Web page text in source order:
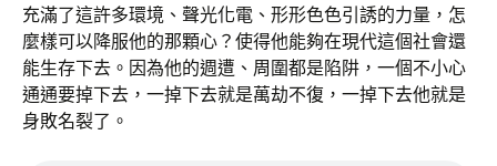
充滿了這許多環境、聲光化電、形形色色引誘的力量，怎
麼樣可以降服他的那顆心？使得他能夠在現代這個社會還
能生存下去。因為他的週遭、周圍都是陷阱，一個不小心
通通要掉下去，一掉下去就是萬劫不復，一掉下去他就是
身敗名裂了。